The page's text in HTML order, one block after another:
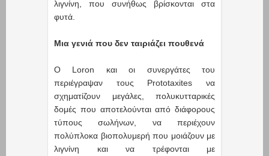
λιγνίνη, που συνήθως βρίσκονται στα
φυτά.
Μια γενιά που δεν ταιριάζει πουθενά
Ο Loron και οι συνεργάτες του
περιέγραψαν τους Prototaxites να
σχηματίζουν μεγάλες, πολυκυτταρικές
δομές που αποτελούνται από διάφορους
τύπους σωλήνων, να περιέχουν
πολύπλοκα βιοπολυμερή που μοιάζουν με
λιγνίνη και να τρέφονται με